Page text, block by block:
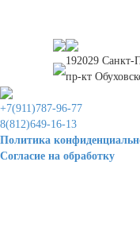
192029 Санкт-
пр-кт
+7(911)787-96-77
8(812)649-16-13
Политика
Согласие на обработку